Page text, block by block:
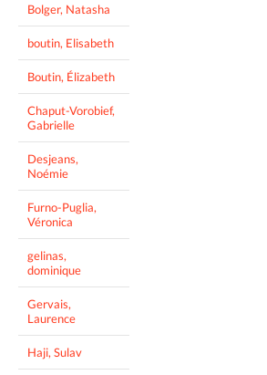
Bolger, Natasha
boutin, Elisabeth
Boutin, Élizabeth
Chaput-Vorobief,
Gabrielle
Desjeans,
Noémie
Furno-Puglia,
Véronica
gelinas,
dominique
Gervais,
Laurence
Haji, Sulav